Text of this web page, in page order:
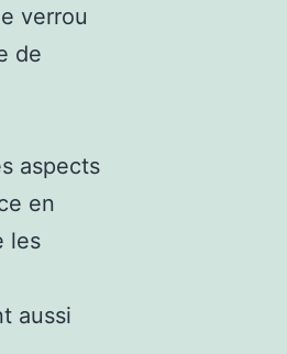
verrou
de
aspects
en
les
aussi